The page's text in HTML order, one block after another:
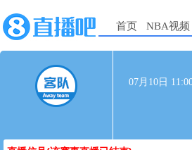
首页 NBA视频
07月10日